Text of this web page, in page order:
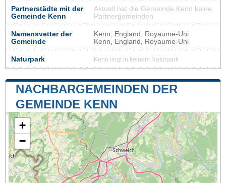
Partnerstädte mit der
Gemeinde Kenn
Aktuell hat die Gemeinde Kenn keine
Partnergemeinden
Namensvetter der
Gemeinde
Kenn, England, Royaume-Uni
Kenn, England, Royaume-Uni
Naturpark Kenn liegt in keinem Naturpark
NACHBARGEMEINDEN DER
GEMEINDE KENN
+
−